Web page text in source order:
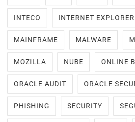
INTECO INTERNET EXPLORER
MAINFRAME MALWARE
MOZILLA NUBE ONLINE
ORACLE AUDIT ORACLE
PHISHING SECURITY